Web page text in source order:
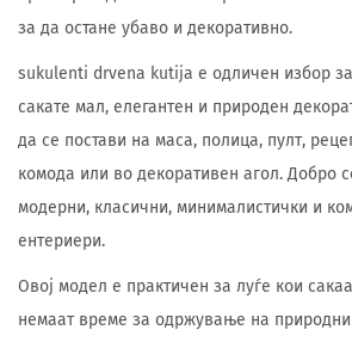
за да остане убаво и декоративно.
sukulenti drvena kutija е одличен избор
сакате мал, елегантен и природен
да се постави на маса, полица, пулт,
комода или во декоративен агол. Добро
модерни, класични, минималистички и
ентериери.
Овој модел е практичен за луѓе кои
немаат време за одржување на природни